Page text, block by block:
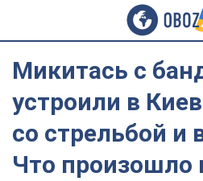
Микитась с
устроили в
со стрельбой и
Что произошло